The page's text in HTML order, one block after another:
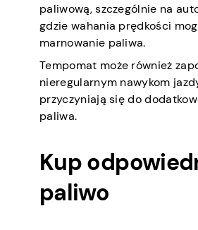
paliwową, szczególnie na
gdzie wahania prędkości
marnowanie paliwa.
Tempomat może również
nieregularnym nawykom
przyczyniają się do
paliwa.
Kup
paliwo